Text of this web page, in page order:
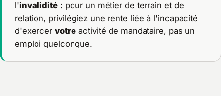
l'invalidité: pour un métier de terrain et de
relation, privilégiez une rente liée à l'incapacité
d'exercer votreactivité de mandataire, pas un
emploi quelconque.